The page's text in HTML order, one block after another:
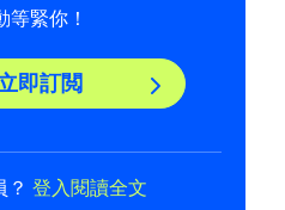
等緊你！
即訂閲
？登入閱讀全文